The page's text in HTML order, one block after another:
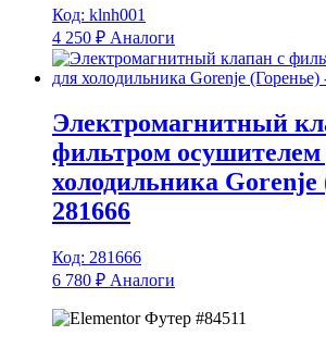
Код: klnh001
4 250 ₽ Аналоги
Электромагнитный
фильтром осушителем
холодильника
281666
Код: 281666
6 780 ₽ Аналоги